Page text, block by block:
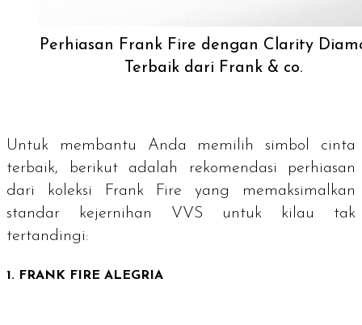
Perhiasan Frank Fire dengan Clarity
Terbaik dari Frank & co.
Untuk membantu Anda memilih simbol cinta
terbaik, berikut adalah rekomendasi perhiasan
dari koleksi Frank Fire yang memaksimalkan
standar kejernihan VVS untuk kilau tak
tertandingi:
1. FRANK FIRE ALEGRIA